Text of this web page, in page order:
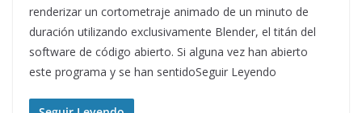
renderizar un cortometraje animado de un minuto de
duración utilizando exclusivamente Blender, el titán del
software de código abierto. Si alguna vez han abierto
este programa y se han sentidoSeguir Leyendo